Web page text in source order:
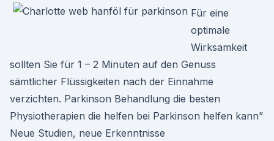
Für eine
optimale
Wirksamkeit
sollten Sie für 1 – 2 Minuten auf den Genuss
sämtlicher Flüssigkeiten nach der Einnahme
verzichten. Parkinson Behandlung die besten
Physiotherapien die helfen bei Parkinson helfen kann”
Neue Studien, neue Erkenntnisse